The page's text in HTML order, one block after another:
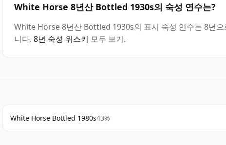
White Horse 8년산 Bottled 1930s의 숙성 연수는?
White Horse 8년산 Bottled 1930s의 표시 숙성 연수는 8년
니다. 8년 숙성 위스키 모두 보기.
White Horse Bottled 1980s43%